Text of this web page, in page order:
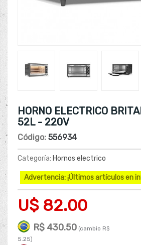
HORNO ELECTRICO
52L - 220V
Código: 556934
Categoría: Hornos electrico
Advertencia: ¡Últimos artículos en
U$ 82.00
R$ 430.50 (cambio R$
5.25)